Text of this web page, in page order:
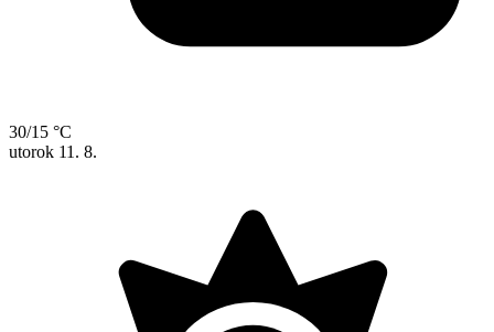
30/15 °C
utorok 11. 8.